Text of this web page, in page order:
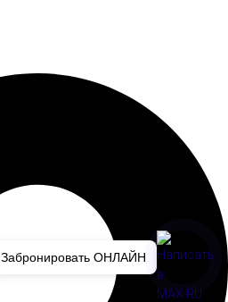
Забронировать ОНЛАЙН